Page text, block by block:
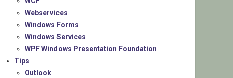
Webservices
Windows Forms
Windows Services
WPF Windows Presentation Foundation
Tips
Outlook